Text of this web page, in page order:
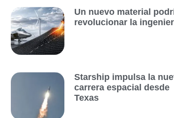
Un nuevo material
revolucionar la
Starship impulsa la
carrera espacial desde
Texas